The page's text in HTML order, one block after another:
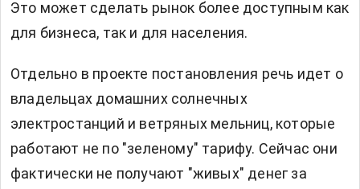
Это может сделать рынок более доступным как
для бизнеса, так и для населения.
Отдельно в проекте постановления речь идет о
владельцах домашних солнечных
электростанций и ветряных мельниц, которые
работают не по "зеленому" тарифу. Сейчас они
фактически не получают "живых" денег за